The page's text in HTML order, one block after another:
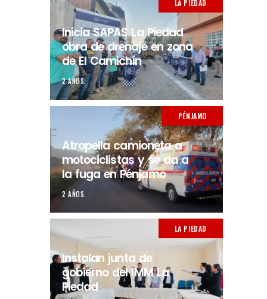
LA PIEDAD
Inicia SAPAS La Piedad
obra de drenaje en zona
de El Camichín
2 AÑOS.
PÉNJAMO
Atropella camioneta a
motociclistas y se da a
la fuga en Pénjamo
2 AÑOS.
LA PIEDAD
Instalan junta de
gobierno del IMM La
Piedad